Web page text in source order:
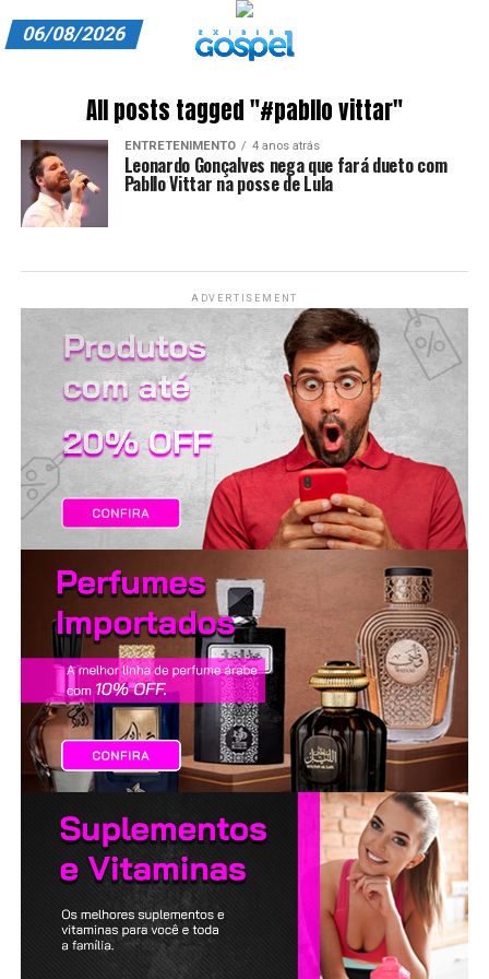
ASSINE
CARRINHO
EDITORIAL
EXPEDIENTE
FINALIZAR COMPRA
HOME
LANÇAMENTOS
06/08/2026
All posts tagged "#pabllo vittar"
ENTRETENIMENTO 4 anos atrás
Leonardo Gonçalves nega que fará dueto com
Pabllo Vittar na posse de Lula
ADVERTISEMENT